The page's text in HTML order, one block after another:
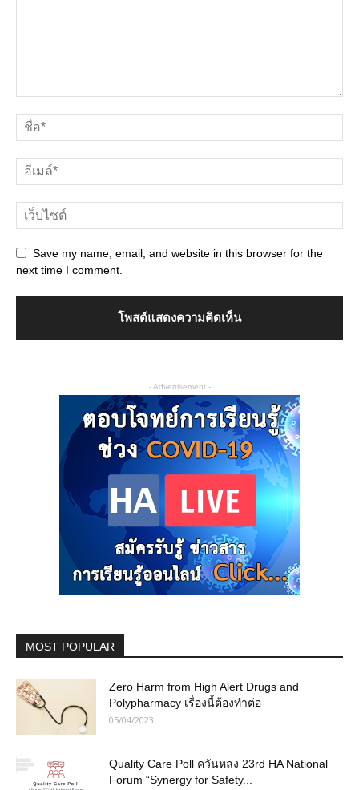
Save my name, email, and website in this browser for the
next time I comment.
- Advertisement -
MOST POPULAR
Zero Harm from High Alert Drugs and
Polypharmacy เรื่องนี้ต้องทำต่อ
05/04/2023
Quality Care Poll ควันหลง 23rd HA National
Forum “Synergy for Safety...